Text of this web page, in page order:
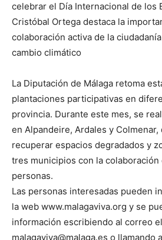
celebrar el Día Internacional de los
Cristóbal Ortega destaca la
colaboración activa de la
cambio climático
La Diputación de Málaga retoma
plantaciones participativas en
provincia. Durante este mes, se
en Alpandeire, Ardales y
recuperar espacios degradados y
tres municipios con la colaboración
personas.
Las personas interesadas pueden
la web www.malagaviva.org y se
información escribiendo al correo
malagaviva@malaga.es o llamando